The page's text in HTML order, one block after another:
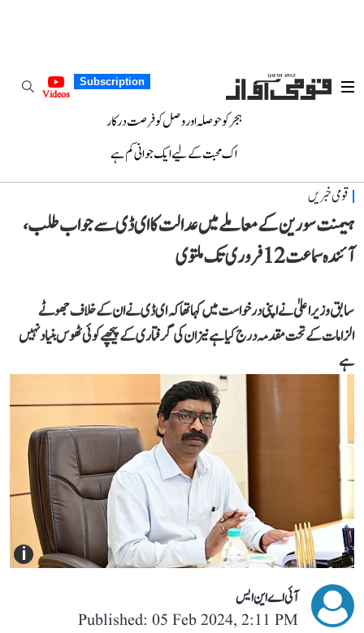
Subscription
Videos
ہجر کو حوصلہ اور وصل کو فرصت درکار
اک محبت کے لیے ایک جوانی کم ہے
قومی خبریں
ہیمنت سورین کے معاملے میں عدالت کا ای ڈ ی سے جواب طلب،
آئندہ سماعت 12 فروری تک ملتوی
سابق وزیر اعلیٰ نے اپنی درخواست میں کہا تھا کہ ای ڈی نے ان کے خلاف جھوٹے
الزامات کے تحت مقدمہ درج کیا ہے نیز ان کی گرفتاری کے پیچھے کوئی ٹھوس بنیاد نہیں
ہے
i
آئی اے این ایس
Published: 05 Feb 2024, 2:11 PM